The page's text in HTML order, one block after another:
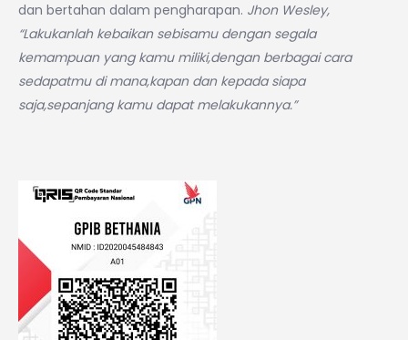
dan bertahan dalam pengharapan. Jhon Wesley,
“Lakukanlah kebaikan sebisamu dengan segala
kemampuan yang kamu miliki,dengan berbagai cara
sedapatmu di mana,kapan dan kepada siapa
saja,sepanjang kamu dapat melakukannya.”